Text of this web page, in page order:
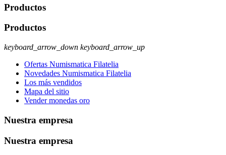
Productos
Productos
keyboard_arrow_down keyboard_arrow_up
Ofertas Numismatica Filatelia
Novedades Numismatica Filatelia
Los más vendidos
Mapa del sitio
Vender monedas oro
Nuestra empresa
Nuestra empresa